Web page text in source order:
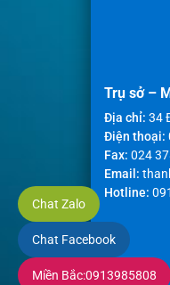
Trụ sở –
Địa chỉ: 34
Điện thoại:
Fax: 024
Email:
Hotline:
Chat Zalo
Chat Facebook
Miền Bắc:0913985808